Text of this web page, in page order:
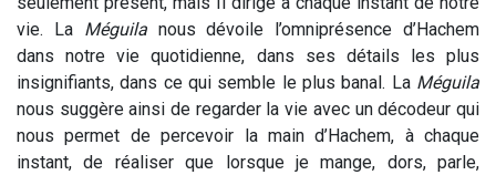
vie. La Méguilanous dévoile l’omniprésence d’Hachem
dans notre vie quotidienne, dans ses détails les plus
insignifiants, dans ce qui semble le plus banal. LaMéguila
nous suggère ainsi de regarder la vie avec un décodeur qui
nous permet de percevoir la main d’Hachem, à chaque
instant, de réaliser que lorsque je mange, dors, parle,